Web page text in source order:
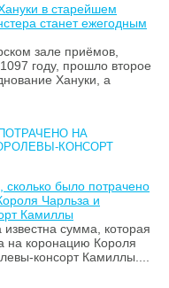
в старейшем
станет ежегодным
зале приёмов,
году, прошло второе
Хануки, а
НА
КОНСОРТ
сколько было потрачено
Чарльза и
Камиллы
известна сумма, которая
на коронацию Короля
консорт Камиллы....